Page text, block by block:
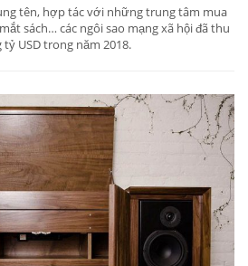
tên, hợp tác với những trung tâm mua
sách… các ngôi sao mạng xã hội đã thu
tỷ USD trong năm 2018.